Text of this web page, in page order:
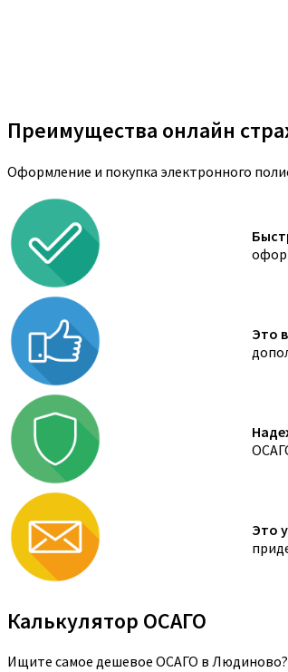
Преимущества онлайн
Оформление и покупка электронного
Это
Это
Калькулятор ОСАГО
Ищите самое дешевое ОСАГО в Людиново?